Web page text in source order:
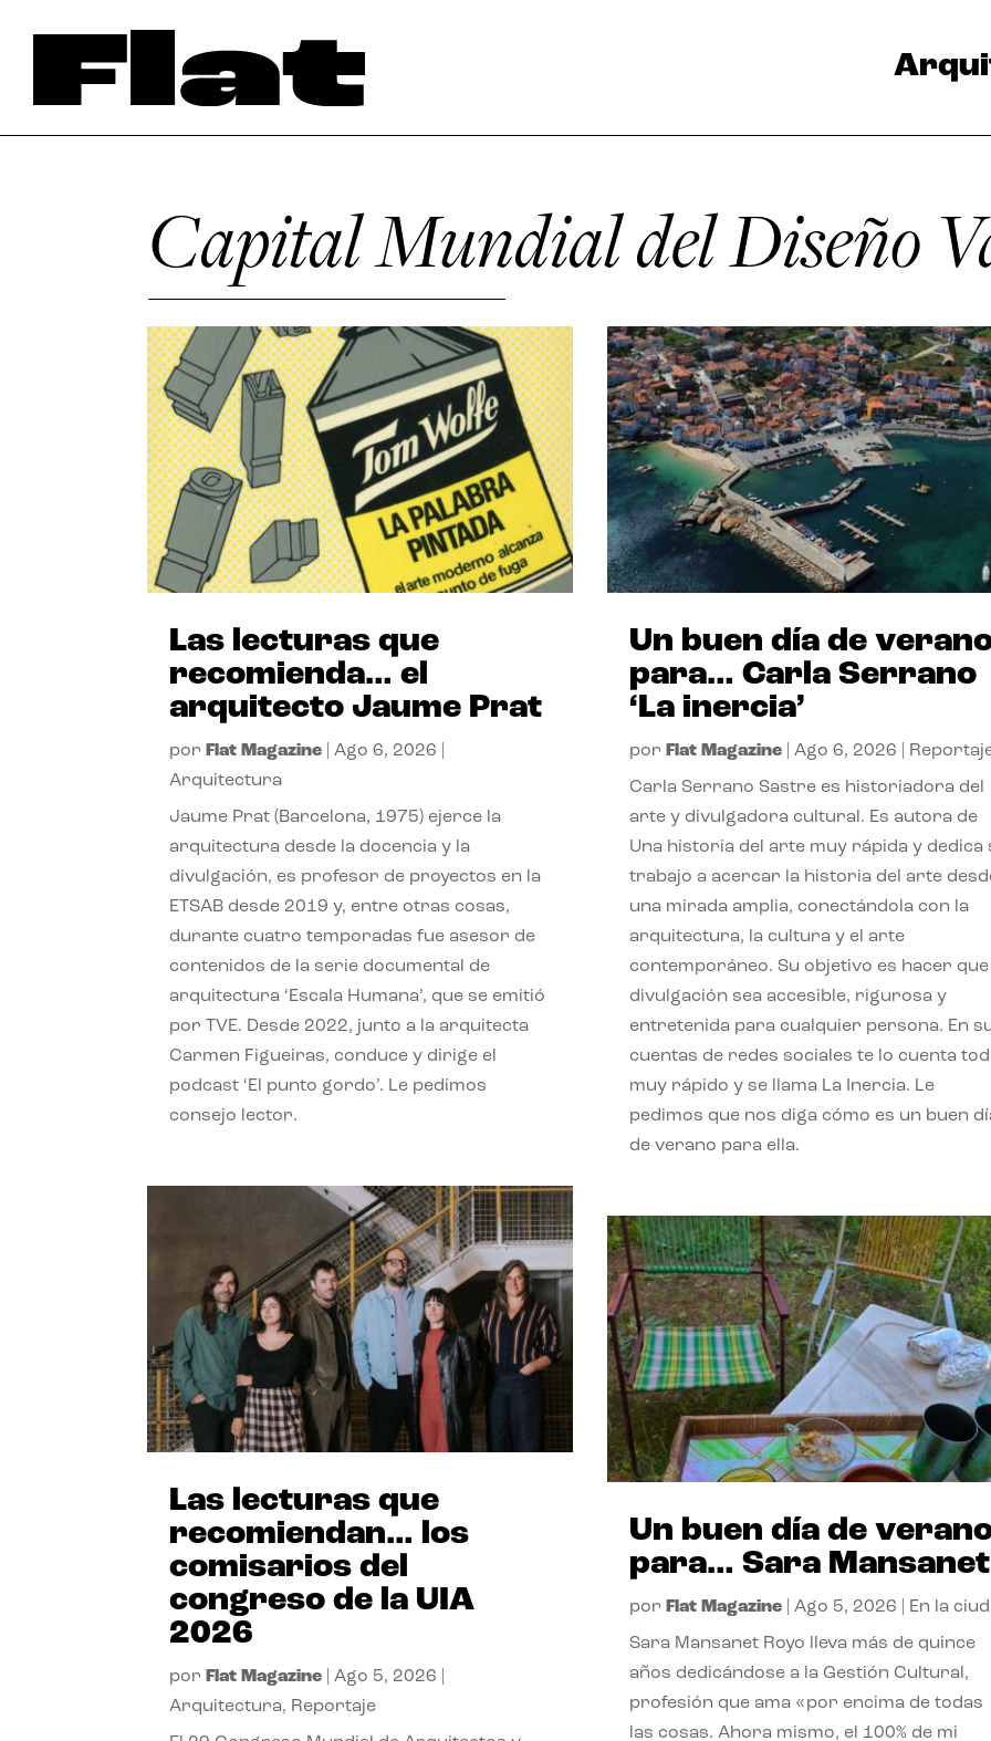
Capital Mundial del Diseño
Las lecturas que
recomienda… el
arquitecto Jaume Prat
por Flat Magazine |Ago 6, 2026
Arquitectura
Jaume Prat (Barcelona, 1975) ejerce la
arquitectura desde la docencia y la
divulgación, es profesor de proyectos en la
ETSAB desde 2019 y, entre otras cosas,
durante cuatro temporadas fue asesor de
contenidos de la serie documental de
arquitectura ‘Escala Humana’, que se emitió
por TVE. Desde 2022, junto a la arquitecta
Carmen Figueiras, conduce y dirige el
podcast ‘El punto gordo’. Le pedimos
consejo lector.
Las lecturas que
recomiendan… los
comisarios del
congreso de la UIA
2026
por Flat Magazine |Ago 5, 2026
Arquitectura, Reportaje
Un buen día de
para… Carla Serrano
‘La inercia’
por Flat Magazine| Ago 6, 2026
Carla Serrano Sastre es historiadora del
arte y divulgadora cultural. Es autora de
Una historia del arte muy rápida y dedica
trabajo a acercar la historia del arte
una mirada amplia, conectándola con la
arquitectura, la cultura y el arte
contemporáneo. Su objetivo es hacer que
divulgación sea accesible, rigurosa y
entretenida para cualquier persona. En
cuentas de redes sociales te lo cuenta
muy rápido y se llama La Inercia. Le
pedimos que nos diga cómo es un buen
de verano para ella.
Un buen día de
para… Sara Mansanet
por Flat Magazine| Ago 5, 2026 En la
Sara Mansanet Royo lleva más de quince
años dedicándose a la Gestión Cultural,
profesión que ama «por encima de todas
las cosas. Ahora mismo, el 100% de mi